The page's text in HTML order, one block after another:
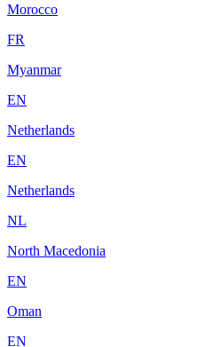
Morocco
FR
Myanmar
EN
Netherlands
EN
Netherlands
NL
North Macedonia
EN
Oman
EN